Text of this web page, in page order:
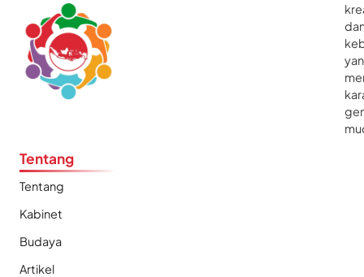
Tentang
Tentang
Kabinet
Budaya
Artikel